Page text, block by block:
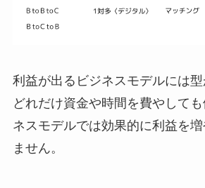
利益が出るビジネスモデルには型
どれだけ資金や時間を費やして
ネスモデルでは効果的に利益を
ません。